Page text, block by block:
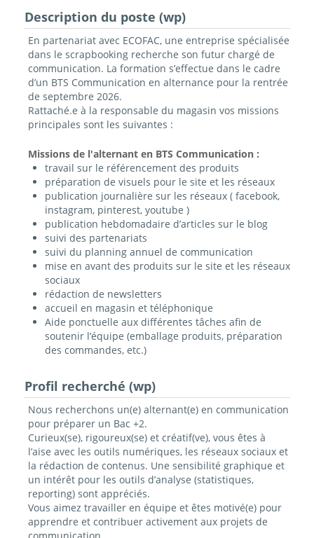
Description du poste (wp)
En partenariat avec ECOFAC, une entreprise spécialisée
dans le scrapbooking recherche son futur chargé de
communication. La formation s’effectue dans le cadre
d’un BTS Communication en alternance pour la rentrée
de septembre 2026.
Rattaché.e à la responsable du magasin vos missions
principales sont les suivantes :
Missions de l'alternant en BTS Communication :
travail sur le référencement des produits
préparation de visuels pour le site et les réseaux
publication journalière sur les réseaux ( facebook,
instagram, pinterest, youtube )
publication hebdomadaire d’articles sur le blog
suivi des partenariats
suivi du planning annuel de communication
mise en avant des produits sur le site et les réseaux
sociaux
rédaction de newsletters
accueil en magasin et téléphonique
Aide ponctuelle aux différentes tâches afin de
soutenir l’équipe (emballage produits, préparation
des commandes, etc.)
Profil recherché (wp)
Nous recherchons un(e) alternant(e) en communication
pour préparer un Bac +2.
Curieux(se), rigoureux(se) et créatif(ve), vous êtes à
l’aise avec les outils numériques, les réseaux sociaux et
la rédaction de contenus. Une sensibilité graphique et
un intérêt pour les outils d’analyse (statistiques,
reporting) sont appréciés.
Vous aimez travailler en équipe et êtes motivé(e) pour
apprendre et contribuer activement aux projets de